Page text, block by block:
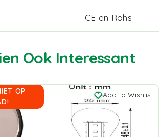
CE en Rohs
Ook Interessant
OP
to Wishlist Add to Wishlist